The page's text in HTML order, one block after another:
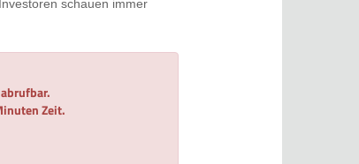
schauen immer
Zeit.